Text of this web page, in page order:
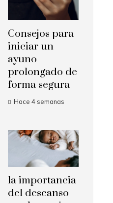
Consejos para
iniciar un
ayuno
prolongado de
forma segura
Hace 4 semanas
la importancia
del descanso